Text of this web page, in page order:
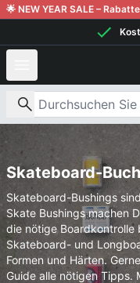
Weiter zum Inhalt
🌟 NEW YEAR SALE –
Nach Produkten
Skateboard-
Skateboard-Bushings
Skate Bushings machen
die nötige Boardkontrolle
Skateboard- und
Formen und Härten.
Guide alle nötigen Tipps.